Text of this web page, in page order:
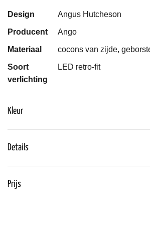
Design Angus Hutcheson
Producent Ango
Materiaal cocons van zijde,
Soort
verlichting
LED retro-fit
Kleur
Details
Prijs